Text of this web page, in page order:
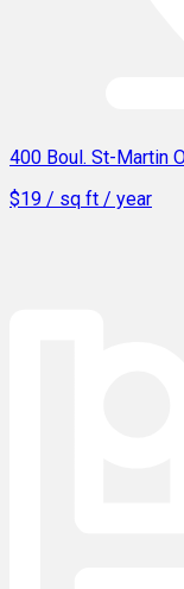
400 Boul. St-Martin
$19 / sq ft / year